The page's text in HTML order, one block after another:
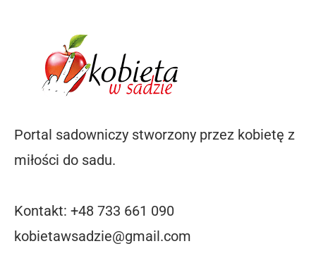
Portal sadowniczy stworzony przez kobietę z
miłości do sadu.
Kontakt: +48 733 661 090
kobietawsadzie@gmail.com